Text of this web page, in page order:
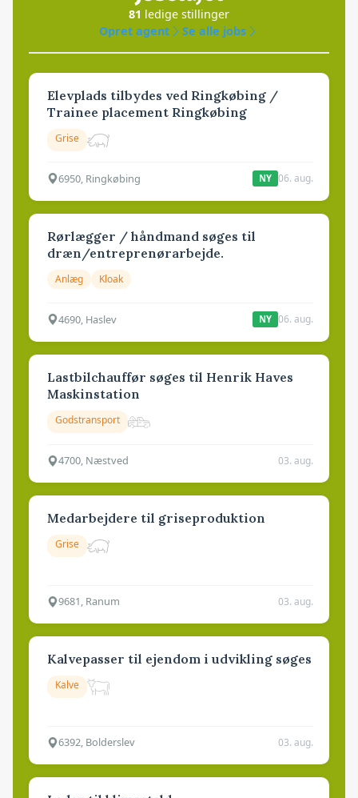
81 ledige stillinger
Opret agent
Se alle jobs
Elevplads tilbydes ved Ringkøbing /
Trainee placement Ringkøbing
Grise
6950, Ringkøbing NY 06. aug.
Rørlægger / håndmand søges til
dræn/entreprenørarbejde.
Anlæg Kloak
4690, Haslev NY 06. aug.
Lastbilchauffør søges til Henrik Haves
Maskinstation
Godstransport
4700, Næstved 03. aug.
Medarbejdere til griseproduktion
Grise
9681, Ranum 03. aug.
Kalvepasser til ejendom i udvikling søges
Kalve
6392, Bolderslev 03. aug.